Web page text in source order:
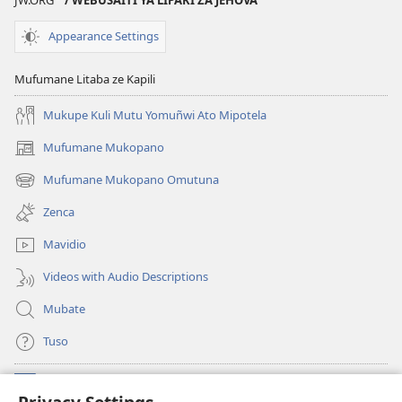
Appearance Settings
Mufumane Litaba ze Kapili
Mukupe Kuli Mutu Yomuñwi Ato Mipotela
Mufumane Mukopano
(opens
new
window)
Mufumane Mukopano Omutuna
(opens
new
window)
Zenca
Mavidio
Videos with Audio Descriptions
Mubate
Tuso
(opens